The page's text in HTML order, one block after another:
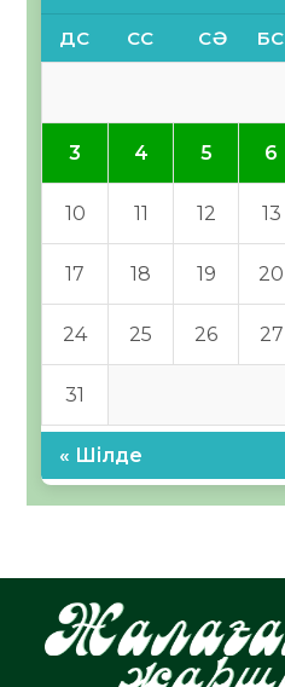
ДС СС СӘ БС
3 4 5 6
10 11 12 13
17 18 19 20
24 25 26 27
31
« Шілде